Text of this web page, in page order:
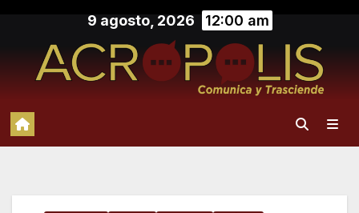
contenido
9 agosto, 2026 12:00 am